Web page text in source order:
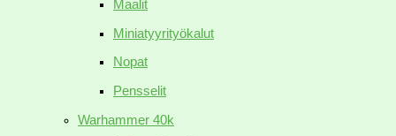
Maalit
Miniatyyrityökalut
Nopat
Pensselit
Warhammer 40k